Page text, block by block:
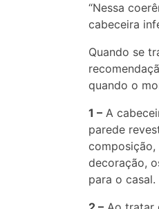
“Nessa
cabeceira
Quando se
quando o
1 – A
parede
composição,
decoração,
para o casal.